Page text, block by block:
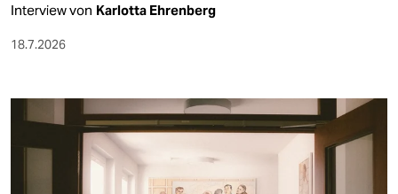
Interview von Karlotta Ehrenberg
18.7.2026